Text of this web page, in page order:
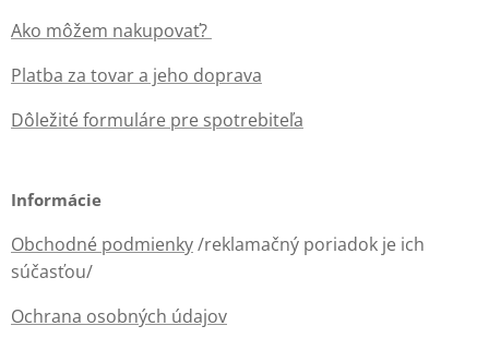
Ako môžem nakupovať?
Platba za tovar a jeho doprava
Dôležité formuláre pre spotrebiteľa
Informácie
Obchodné podmienky/reklamačný poriadok je ich
súčasťou/
Ochrana osobných údajov